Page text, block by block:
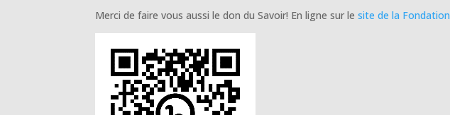
Merci de faire vous aussi le don du Savoir! En ligne sur lesite de la Fondation